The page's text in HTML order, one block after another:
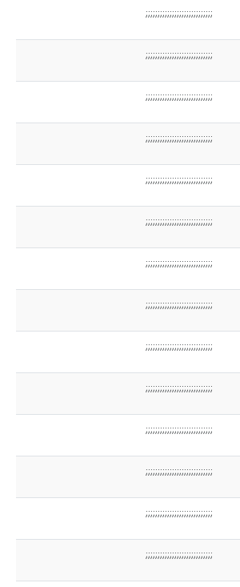
;;;;;;;;;;;;;;;;;;;;;;;;;;;;
;;;;;;;;;;;;;;;;;;;;;;;;;;;;
;;;;;;;;;;;;;;;;;;;;;;;;;;;;
;;;;;;;;;;;;;;;;;;;;;;;;;;;;
;;;;;;;;;;;;;;;;;;;;;;;;;;;;
;;;;;;;;;;;;;;;;;;;;;;;;;;;;
;;;;;;;;;;;;;;;;;;;;;;;;;;;;
;;;;;;;;;;;;;;;;;;;;;;;;;;;;
;;;;;;;;;;;;;;;;;;;;;;;;;;;;
;;;;;;;;;;;;;;;;;;;;;;;;;;;;
;;;;;;;;;;;;;;;;;;;;;;;;;;;;
;;;;;;;;;;;;;;;;;;;;;;;;;;;;
;;;;;;;;;;;;;;;;;;;;;;;;;;;;
;;;;;;;;;;;;;;;;;;;;;;;;;;;;